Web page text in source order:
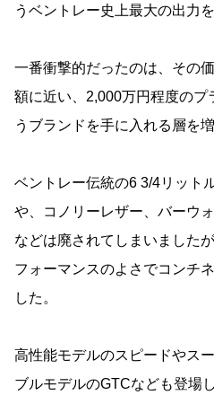
うベントレー史上最大の出力
一番衝撃的だったのは、その
額に近い、2,000万円程度のプ
うブランドを手に入れる層を
ベントレー伝統の6 3/4リット
や、コノリーレザー、バーウ
などは廃されてしまいました
フォーマンスのよさでコンチ
した。
高性能モデルのスピードやス
ブルモデルのGTCなども登場